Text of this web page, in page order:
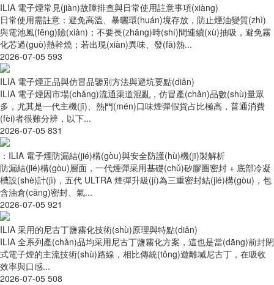
ILIA 電子煙常見(jiàn)故障排查與日常使用註意事項(xiàng)
日常使用需註意：避免高溫、暴曬環(huán)境存放，防止煙油變質(zhì)
與電池風(fēng)險(xiǎn)；不要長(zhǎng)時(shí)間連續(xù)抽吸，避免霧
化芯過(guò)熱幹燒；若出現(xiàn)異味、發(fā)熱...
2026-07-05 593
ILIA 電子煙正品與仿冒品鑒別方法與避坑要點(diǎn)
ILIA 電子煙因市場(chǎng)流通渠道混亂，仿冒產(chǎn)品數(shù)量眾
多，尤其是一代主機(jī)、熱門(mén)口味煙彈假貨占比極高，普通消費
(fèi)者很難分辨，以下...
2026-07-05 831
：ILIA 電子煙防漏結(jié)構(gòu)與安全防護(hù)機(jī)製解析
防漏結(jié)構(gòu)層面，一代煙彈采用基礎(chǔ)矽膠圈密封 + 底部冷凝
槽設(shè)計(jì)，五代 ULTRA 煙彈升級(jí)為三重密封結(jié)構(gòu)，包
含油倉(cāng)密封、氣...
2026-07-05 921
ILIA 采用的尼古丁鹽霧化技術(shù)原理與特點(diǎn)
ILIA 全系列產(chǎn)品均采用尼古丁鹽霧化方案，這也是當(dāng)前封閉
式電子煙的主流技術(shù)路線，相比傳統(tǒng)遊離堿尼古丁，在吸收
效率與口感...
2026-07-05 508